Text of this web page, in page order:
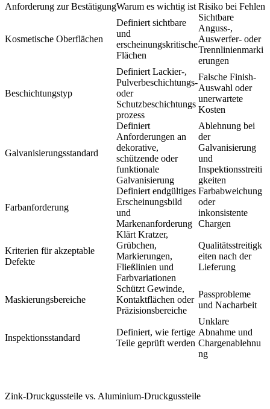
Anforderung zur BestätigungWarum es wichtig ist Risiko bei Fehlen
Kosmetische Oberflächen
Definiert sichtbare
und
erscheinungskritische
Flächen
Sichtbare
Anguss-,
Auswerfer- oder
Trennlinienmarki
erungen
Beschichtungstyp
Definiert Lackier-,
Pulverbeschichtungs-
oder
Schutzbeschichtungs
prozess
Falsche Finish-
Auswahl oder
unerwartete
Kosten
Galvanisierungsstandard
Definiert
Anforderungen an
dekorative,
schützende oder
funktionale
Galvanisierung
Ablehnung bei
der
Galvanisierung
und
Inspektionsstreiti
gkeiten
Farbanforderung
Definiert endgültiges
Erscheinungsbild
und
Markenanforderung
Farbabweichung
oder
inkonsistente
Chargen
Kriterien für akzeptable
Defekte
Klärt Kratzer,
Grübchen,
Markierungen,
Fließlinien und
Farbvariationen
Qualitätsstreitigk
eiten nach der
Lieferung
Maskierungsbereiche
Schützt Gewinde,
Kontaktflächen oder
Präzisionsbereiche
Passprobleme
und Nacharbeit
Inspektionsstandard
Definiert, wie fertige
Teile geprüft werden
Unklare
Abnahme und
Chargenablehnu
ng
Zink-Druckgussteile vs. Aluminium-Druckgussteile